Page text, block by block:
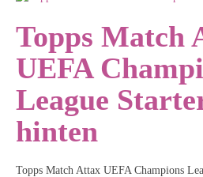
Topps Match
UEFA
League
hinten
Topps Match Attax UEFA Champions